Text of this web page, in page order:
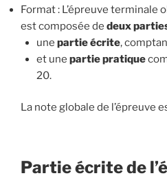
Format : L’épreuve terminale
est composée de deux
une partie écrite,
et une partie pratique
20.
La note globale de l’épreuve
Partie écrite de